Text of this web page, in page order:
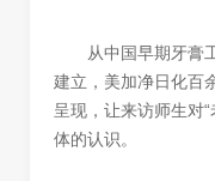
从中国早期牙膏
建立，美加净日化百
呈现，让来访师生对
体的认识。